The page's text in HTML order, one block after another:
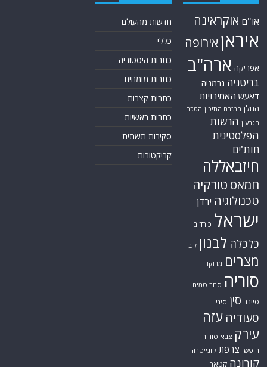
או"ם אוקראינה
איראן אירופה
אפריקה ארה"ב
בריטניה גרמניה
דאעש האמירויות
הגולן המזרח התיכון הסכם
הגרעין הרשות
הפלסטינית
חות'ים
חיזבאללה
חמאס טורקיה
טכנולוגיה ירדן
ישראל כורדים
כלכלה לבנון לוב
מצרים מרוקו
סוריה סחר סמים
סייבר סין סיני
סעודיה עזה
עירק צבא סוריה
חופשי צרפת קונייטרה
קורונה קטאר
חדשות מהעולם
כללי
כתבות היסטוריה
כתבות מומחים
כתבות קצרות
כתבות ראשיות
סקירות תשתית
קריקטורות